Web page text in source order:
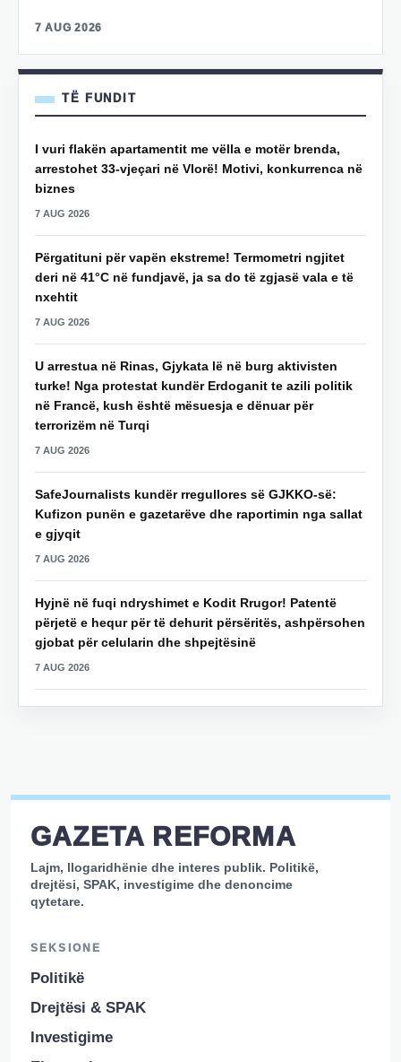
7 AUG 2026
TË FUNDIT
I vuri flakën apartamentit me vëlla e motër brenda,
arrestohet 33-vjeçari në Vlorë! Motivi, konkurrenca në
biznes
7 AUG 2026
Përgatituni për vapën ekstreme! Termometri ngjitet
deri në 41°C në fundjavë, ja sa do të zgjasë vala e të
nxehtit
7 AUG 2026
U arrestua në Rinas, Gjykata lë në burg aktivisten
turke! Nga protestat kundër Erdoganit te azili politik
në Francë, kush është mësuesja e dënuar për
terrorizëm në Turqi
7 AUG 2026
SafeJournalists kundër rregullores së GJKKO-së:
Kufizon punën e gazetarëve dhe raportimin nga sallat
e gjyqit
7 AUG 2026
Hyjnë në fuqi ndryshimet e Kodit Rrugor! Patentë
përjetë e hequr për të dehurit përsëritës, ashpërsohen
gjobat për celularin dhe shpejtësinë
7 AUG 2026
GAZETA REFORMA
Lajm, llogaridhënie dhe interes publik. Politikë,
drejtësi, SPAK, investigime dhe denoncime
qytetare.
SEKSIONE
Politikë
Drejtësi & SPAK
Investigime